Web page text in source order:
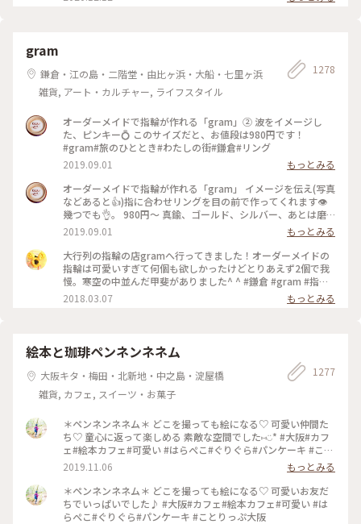
gram
鎌倉・江の島・二階堂・由比ヶ浜・大船・七里ヶ浜
雑貨, アート・カルチャー, ライフスタイル
1278
オーダーメイドで指輪が作れる「gram」② 波をイメージし
た、ピンキー💍 このサイズだと、お値段は980円です！
#gram#旅のひととき#わたしの街#鎌倉#リング
2019.09.01
もっとみる
オーダーメイドで指輪が作れる「gram」 イメージを伝え(写真
などあると👍)指に合わせリングを目の前で作ってくれます👁
幾つでも👌。 980円〜 真鍮、ゴールド、シルバー、あとは磨
きをかけるかマットな感じにするか💍😊✨✨ 今回は、左からピ
ンキー、中指、親指と作りました😅 いつもは行列がすごいの
に、この日、整理券なし、30分並び入れました😱😱‼️(平日の
夕方) 皆さん、カップルもいだけど、グループで来られ旅の思
い出に作られたりしている方が多かったです😊 まさか、入れ
ると思わなかったので、待ち時間に情報収集し勢いで作ったリ
ング。それでも、なんだか愛着がわきますね… 次は、重ね付け
2019.09.01
もっとみる
大行列の指輪の店gramへ行ってきました！オーダーメイドの
指輪は可愛いすぎて何個も欲しかったけどとりあえず2個で我
慢。寒空の中並んだ甲斐がありました^ ^ #鎌倉 #gram #指輪
#オーダーメイド
2018.03.07 もっとみる
絵本と珈琲ペンネンネネム
大阪キタ・梅田・北新地・中之島・淀屋橋
雑貨, カフェ, スイーツ・お菓子
1277
＊ペンネンネネム＊ どこを撮っても絵になる♡ 可愛い仲間た
ち♡ 童心に返って楽しめる 素敵な空間でした⑅︎◡̈︎* #大阪#カフ
ェ#絵本カフェ#可愛い #はらぺこ#ぐりぐら#パンケーキ #こと
りっぷ大阪
2019.11.06
もっとみる
＊ペンネンネネム＊ どこを撮っても絵になる♡ 可愛いお友だ
ちでいっぱいでした♪ #大阪#カフェ#絵本カフェ#可愛い #は
らぺこ#ぐりぐら#パンケーキ #ことりっぷ大阪